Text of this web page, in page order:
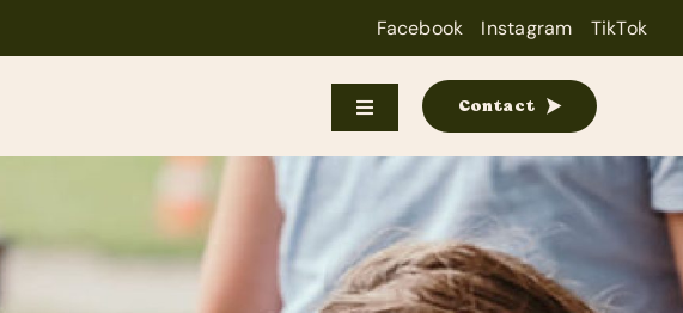
Facebook Instagram TikTok
Toggle
Navigation
Contact